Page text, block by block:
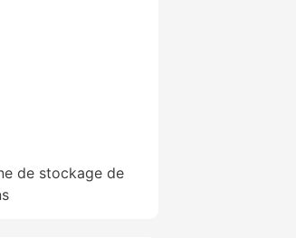
de stockage de